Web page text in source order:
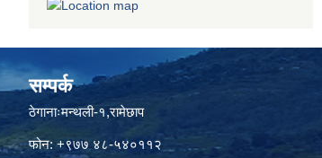
सम्पर्क
ठेगानाःमन्थली-१,रामेछाप
फोन: +९७७ ४८-५४०११२